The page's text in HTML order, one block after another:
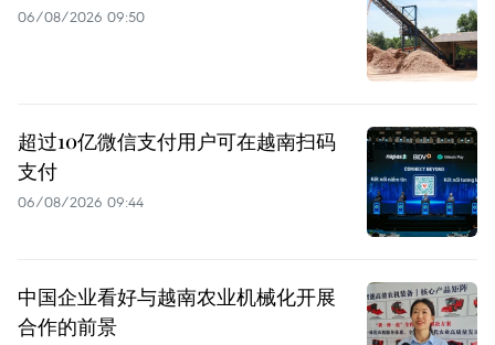
06/08/2026 09:50
超过10亿微信支付用户可在越南扫码
支付
06/08/2026 09:44
中国企业看好与越南农业机械化开展
合作的前景